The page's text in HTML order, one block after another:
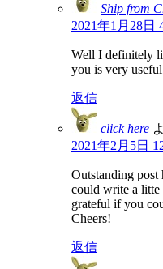
Ship from
2021年1月28日
Well I definitely
you is very
返信
click here
2021年2月5日
Outstanding
could write a litte
grateful if you
Cheers!
返信